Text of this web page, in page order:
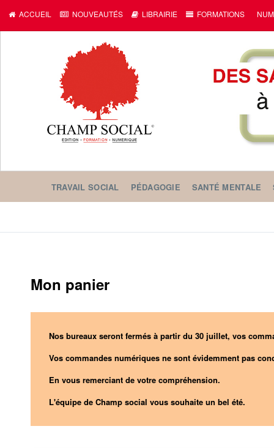
ACCUEIL NOUVEAUTÉS LIBRAIRIE FORMATIONS
TRAVAIL SOCIAL PÉDAGOGIE SANTÉ MENTALE
Mon panier
Nos bureaux seront fermés à partir du 30 juillet, vos
Vos commandes numériques ne sont évidemment pas
En vous remerciant de votre compréhension.
L'équipe de Champ social vous souhaite un bel été.